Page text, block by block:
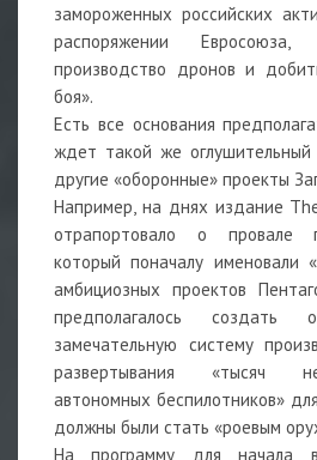
замороженных российских
распоряжении Евросоюза,
производство дронов и
боя».
Есть все основания
ждет такой же оглушительный
другие «оборонные» проекты
Например, на днях издание
отрапортовало о провале
который поначалу именовали
амбициозных проектов
предполагалось
замечательную систему
развертывания «тысяч
автономных беспилотников»
должны были стать «роевым
На программу для начала